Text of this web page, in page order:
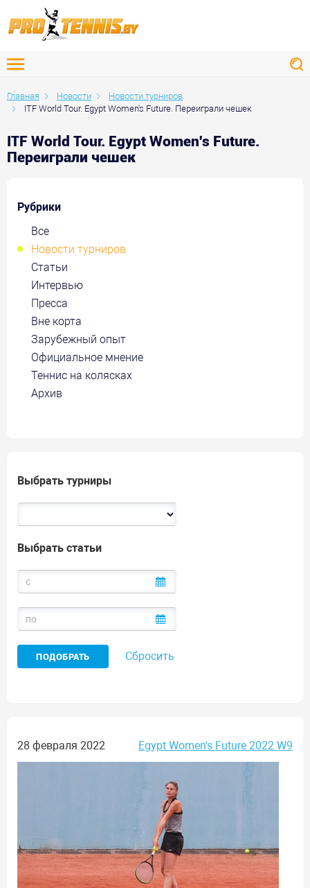
Главная Новости
Новости турниров
ITF World Tour. Egypt Women's Future. Переиграли чешек
ITF World Tour. Egypt Women's Future.
Переиграли чешек
Рубрики
Все
Новости турниров
Статьи
Интервью
Пресса
Вне корта
Зарубежный опыт
Официальное мнение
Теннис на колясках
Архив
Выбрать турниры
Выбрать статьи
Сбросить
28 февраля 2022 Egypt Women's Future 2022 W9